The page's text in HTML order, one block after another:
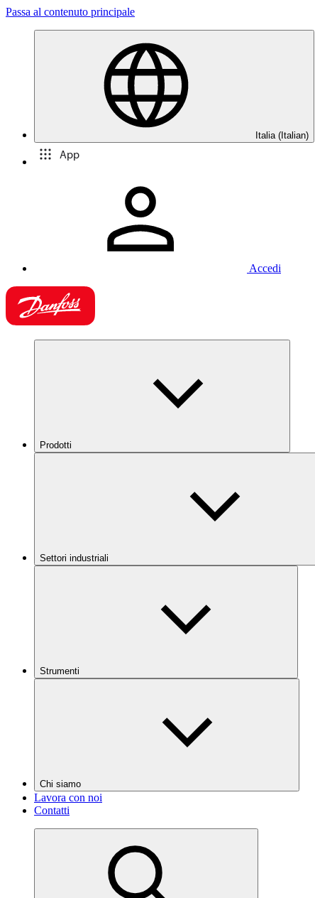
Passa al contenuto principale
Italia (Italian)
App
Accedi
Prodotti
Settori industriali
Strumenti
Chi siamo
Lavora con noi
Contatti